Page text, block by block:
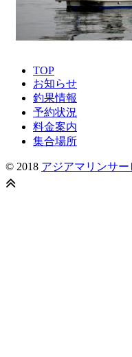
TOP
お知らせ
釣果情報
予約状況
料金案内
集合場所
© 2018 アジアマリンサ